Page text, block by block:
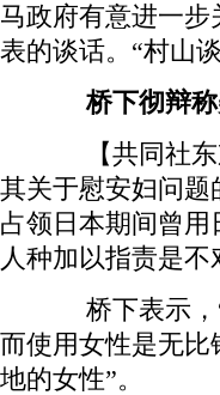
马政府有意进一
表的谈话。“村山
桥下彻辩
【共同社东
其关于慰安妇问题
占领日本期间曾
人种加以指责是不
桥下表示，“
而使用女性是无比
地的女性”。